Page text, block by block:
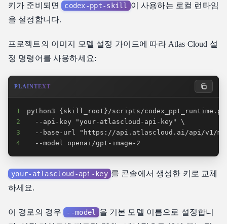
키가 준비되면 codex-ppt-skill
이 사용하는 로컬 런타임
을 설정합니다.
프로젝트의 이미지 모델 설정 가이드에 따라 Atlas Cloud 설
정 명령어를 사용하세요:
PLAINTEXT
1
2
3
4
  --model openai/gpt-image-2
your-atlascloud-api-key 를 콘솔에서 생성한 키로 교체
하세요.
이 경로의 경우 --model 을 기본 모델 이름으로 설정합니